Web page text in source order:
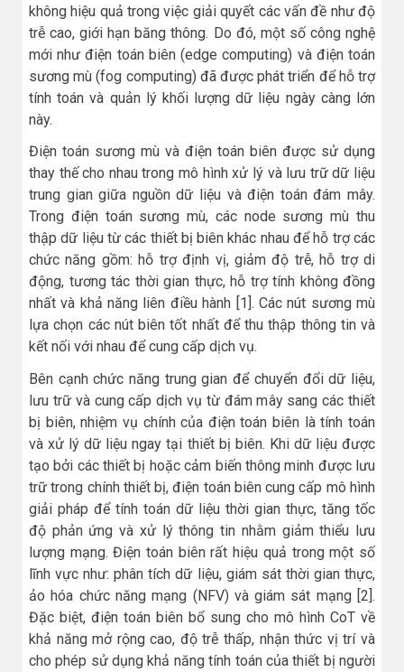
không hiệu quả trong việc giải quyết các vấn đề như độ
trễ cao, giới hạn băng thông. Do đó, một số công nghệ
mới như điện toán biên (edge computing) và điện toán
sương mù (fog computing) đã được phát triển để hỗ trợ
tính toán và quản lý khối lượng dữ liệu ngày càng lớn
này.
Điện toán sương mù và điện toán biên được sử dụng
thay thế cho nhau trong mô hình xử lý và lưu trữ dữ liệu
trung gian giữa nguồn dữ liệu và điện toán đám mây.
Trong điện toán sương mù, các node sương mù thu
thập dữ liệu từ các thiết bị biên khác nhau để hỗ trợ các
chức năng gồm: hỗ trợ định vị, giảm độ trễ, hỗ trợ di
động, tương tác thời gian thực, hỗ trợ tính không đồng
nhất và khả năng liên điều hành [1]. Các nút sương mù
lựa chọn các nút biên tốt nhất để thu thập thông tin và
kết nối với nhau để cung cấp dịch vụ.
Bên cạnh chức năng trung gian để chuyển đổi dữ liệu,
lưu trữ và cung cấp dịch vụ từ đám mây sang các thiết
bị biên, nhiệm vụ chính của điện toán biên là tính toán
và xử lý dữ liệu ngay tại thiết bị biên. Khi dữ liệu được
tạo bởi các thiết bị hoặc cảm biến thông minh được lưu
trữ trong chính thiết bị, điện toán biên cung cấp mô hình
giải pháp để tính toán dữ liệu thời gian thực, tăng tốc
độ phản ứng và xử lý thông tin nhằm giảm thiểu lưu
lượng mạng. Điện toán biên rất hiệu quả trong một số
lĩnh vực như: phân tích dữ liệu, giám sát thời gian thực,
ảo hóa chức năng mạng (NFV) và giám sát mạng [2].
Đặc biệt, điện toán biên bổ sung cho mô hình CoT về
khả năng mở rộng cao, độ trễ thấp, nhận thức vị trí và
cho phép sử dụng khả năng tính toán của thiết bị người